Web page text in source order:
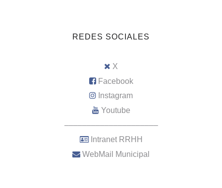
REDES SOCIALES
X
Facebook
Instagram
Youtube
–––––––––––––––––––––
Intranet RRHH
WebMail Municipal